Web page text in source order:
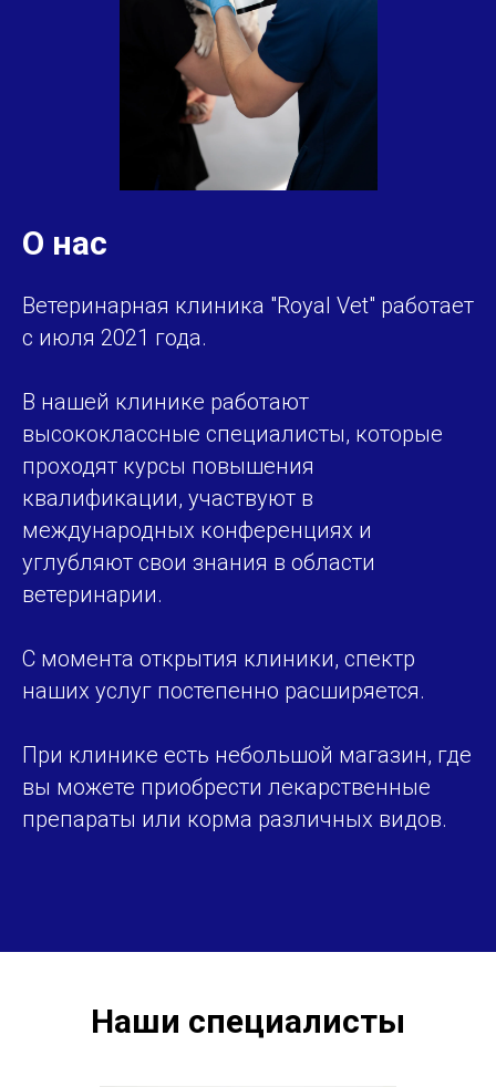
О нас
Ветеринарная клиника "Royal Vet" работает
с июля 2021 года.
В нашей клинике работают
высококлассные специалисты, которые
проходят курсы повышения
квалификации, участвуют в
международных конференциях и
углубляют свои знания в области
ветеринарии.
С момента открытия клиники, спектр
наших услуг постепенно расширяется.
При клинике есть небольшой магазин, где
вы можете приобрести лекарственные
препараты или корма различных видов.
Наши специалисты